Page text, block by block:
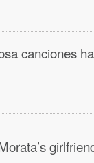
canciones